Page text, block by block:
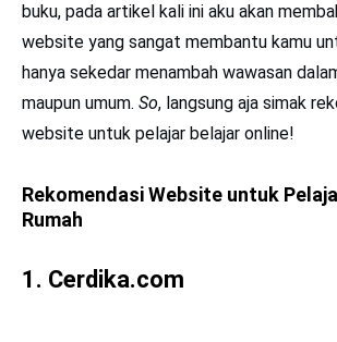
buku, pada artikel kali ini aku akan
website yang sangat membantu kamu
hanya sekedar menambah wawasan
maupun umum. So, langsung aja simak
website untuk pelajar belajar online!
Rekomendasi Website untuk
Rumah
1. Cerdika.com